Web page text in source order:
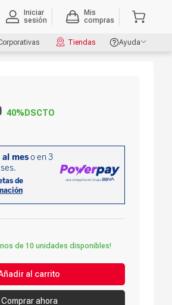
Iniciar
sesión
Mis
compras
Tiendas
Ayuda
40% DSCTO
de 10 unidades disponibles!
al carrito
Comprar ahora